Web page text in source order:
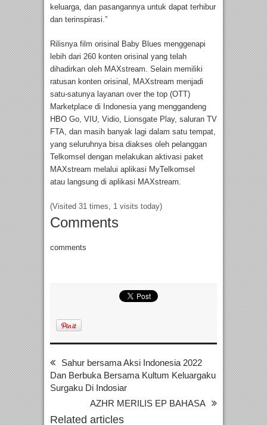
keluarga, dan pasangannya untuk dapat terhibur
dan terinspirasi.”
Rilisnya film orisinal Baby Blues menggenapi
lebih dari 260 konten orisinal yang telah
dihadirkan oleh MAXstream. Selain memiliki
ratusan konten orisinal, MAXstream menjadi
satu-satunya layanan over the top (OTT)
Marketplace di Indonesia yang menggandeng
HBO Go, VIU, Vidio, Lionsgate Play, saluran TV
FTA, dan masih banyak lagi dalam satu tempat,
yang seluruhnya bisa diakses oleh pelanggan
Telkomsel dengan melakukan aktivasi paket
MAXstream melalui aplikasi MyTelkomsel
atau langsung di aplikasi MAXstream.
(Visited 31 times, 1 visits today)
Comments
comments
Sahur bersama Aksi Indonesia 2022
Dan Berbuka Bersama Kultum Keluargaku
Surgaku Di Indosiar
AZHR MERILIS EP BAHASA
Related articles